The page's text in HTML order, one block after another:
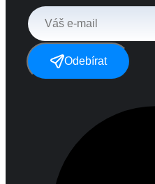
Odebírat